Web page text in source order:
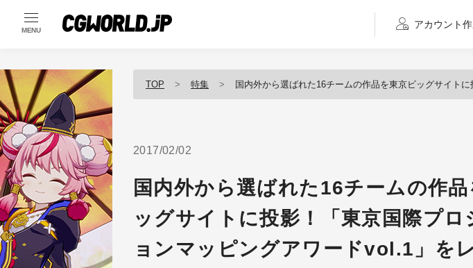
MENU
アカウント
TOP 特集 国内外から選ばれた16チームの作品を東京ビッグサイトに投影！「東京国際プロジェクションマッピ
2017/02/02
国内外から選ばれた16チームの作
ッグサイトに投影！「東京国際プロ
ョンマッピングアワードvol.1」をレ